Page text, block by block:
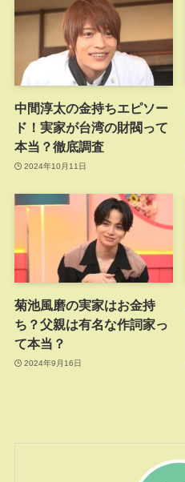
中間淳太の金持ちエピソー
ド！実家が台湾の財閥って
本当？徹底調査
2024年10月11日
菊池風磨の実家はお金持
ち？父親は有名な作詞家っ
て本当？
2024年9月16日